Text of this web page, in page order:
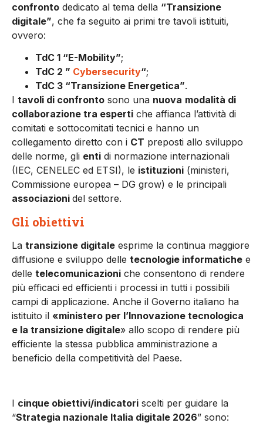
confronto dedicato al tema della “Transizione
digitale”, che fa seguito ai primi tre tavoli istituiti,
ovvero:
TdC 1 “E-Mobility”;
TdC 2 ” Cybersecurity“;
TdC 3 “Transizione Energetica”.
I tavoli di confronto sono una nuova modalità di
collaborazione tra esperti che affianca l’attività di
comitati e sottocomitati tecnici e hanno un
collegamento diretto con i CT preposti allo sviluppo
delle norme, gli enti di normazione internazionali
(IEC, CENELEC ed ETSI), le istituzioni (ministeri,
Commissione europea – DG grow) e le principali
associazioni del settore.
Gli obiettivi
La transizione digitale esprime la continua maggiore
diffusione e sviluppo delle tecnologie informatiche e
delle telecomunicazioni che consentono di rendere
più efficaci ed efficienti i processi in tutti i possibili
campi di applicazione. Anche il Governo italiano ha
istituito il «ministero per l’Innovazione tecnologica
e la transizione digitale» allo scopo di rendere più
efficiente la stessa pubblica amministrazione a
beneficio della competitività del Paese.
I cinque obiettivi/indicatori scelti per guidare la
“Strategia nazionale Italia digitale 2026” sono: